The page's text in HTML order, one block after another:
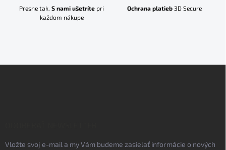
Presne tak. S nami ušetríte pri
každom nákupe
Ochrana platieb 3D Secure
Vložte svoj e-mail a my Vám budeme zasielať informácie o nových